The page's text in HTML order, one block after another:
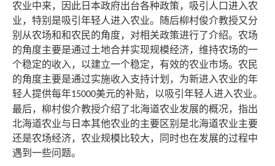
农业中来，因此日本政府出台各种政策，吸引人口进入农
业，特别是吸引年轻人进入农业。随后柳村俊介教授又分
别从农场和和农民的角度，对相关政策进行了介绍。农场
的角度主要是通过土地合并实现规模经济，维持农场的一
个稳定的收入，以建立一个稳定，有效的农业市场。农民
的角度主要是通过实施收入支持计划，为新进入农业的年
轻人提供每年15000美元的补贴，以吸引年轻人进入农业。
最后，柳村俊介教授介绍了北海道农业发展的概况，指出
北海道农业与日本其他农业的主要区别是北海道农业主要
还是农场经济，农业规模比较大，同时也在发展的过程中
遇到一些问题。